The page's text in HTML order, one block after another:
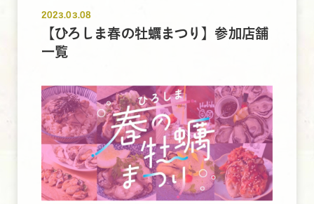
2023.03.08
【ひろしま春の牡蠣まつり】参加店舗
一覧